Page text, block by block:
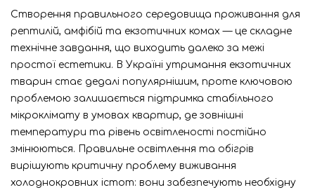
Створення правильного середовища проживання для
рептилій, амфібій та екзотичних комах — це складне
технічне завдання, що виходить далеко за межі
простої естетики. В Україні утримання екзотичних
тварин стає дедалі популярнішим, проте ключовою
проблемою залишається підтримка стабільного
мікроклімату в умовах квартир, де зовнішні
температури та рівень освітленості постійно
змінюються. Правильне освітлення та обігрів
вирішують критичну проблему виживання
холоднокровних істот: вони забезпечують необхідну